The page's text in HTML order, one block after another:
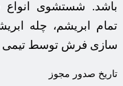
باشد. شستشوی انواع
تمام ابریشم، چله
سازی فرش توسط تیمی
تاریخ صدور مجوز